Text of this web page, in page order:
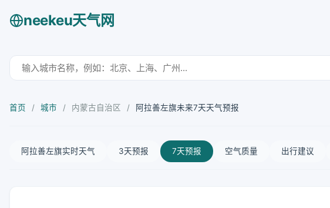
neekeu天气网
首页 / 城市 / 内蒙古自治区 / 阿拉善左旗未来7天天气预报
阿拉善左旗实时天气 3天预报 7天预报 空气质量 出行建议